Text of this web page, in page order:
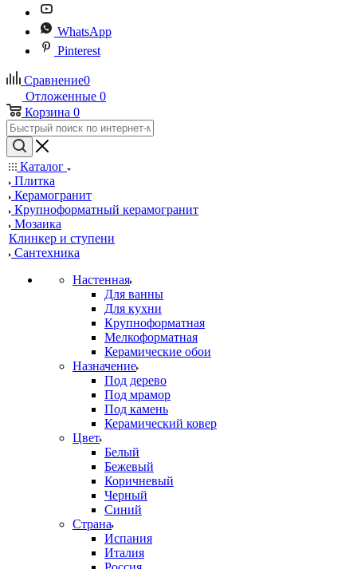
WhatsApp
Pinterest
Сравнение0
Отложенные 0
Корзина 0
Каталог
Плитка
Керамогранит
Крупноформатный керамогранит
Мозаика
Клинкер и ступени
Сантехника
Настенная
Для ванны
Для кухни
Крупноформатная
Мелкоформатная
Керамические обои
Назначение
Под дерево
Под мрамор
Под камень
Керамический ковер
Цвет
Белый
Бежевый
Коричневый
Черный
Синий
Страна
Испания
Италия